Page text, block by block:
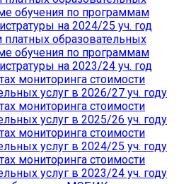
обучения по программам
на 2024/25 уч. год
платных образовательных
обучения по программам
на 2023/24 уч. год
мониторинга стоимости
услуг в 2026/27 уч. году
мониторинга стоимости
услуг в 2025/26 уч. году
мониторинга стоимости
услуг в 2024/25 уч. году
мониторинга стоимости
услуг в 2023/24 уч. году